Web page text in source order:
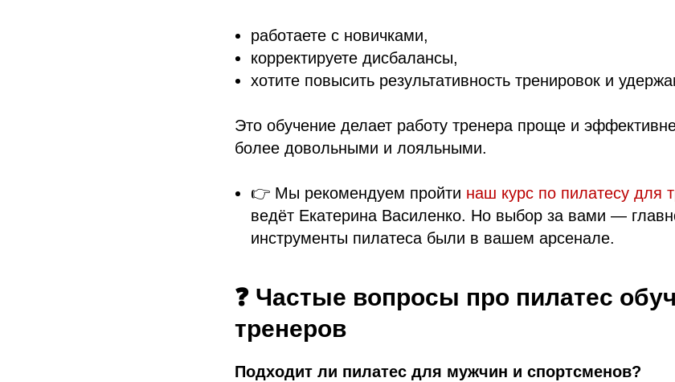
работаете с новичками,
корректируете дисбалансы,
хотите повысить результативность тренировок и
Это обучение делает работу тренера проще и
более довольными и лояльными.
👉 Мы рекомендуем пройти наш курс по пилатесу для
ведёт Екатерина Василенко. Но выбор за вами —
инструменты пилатеса были в вашем арсенале.
❓ Частые вопросы про пилатес
тренеров
Подходит ли пилатес для мужчин и спортсменов?